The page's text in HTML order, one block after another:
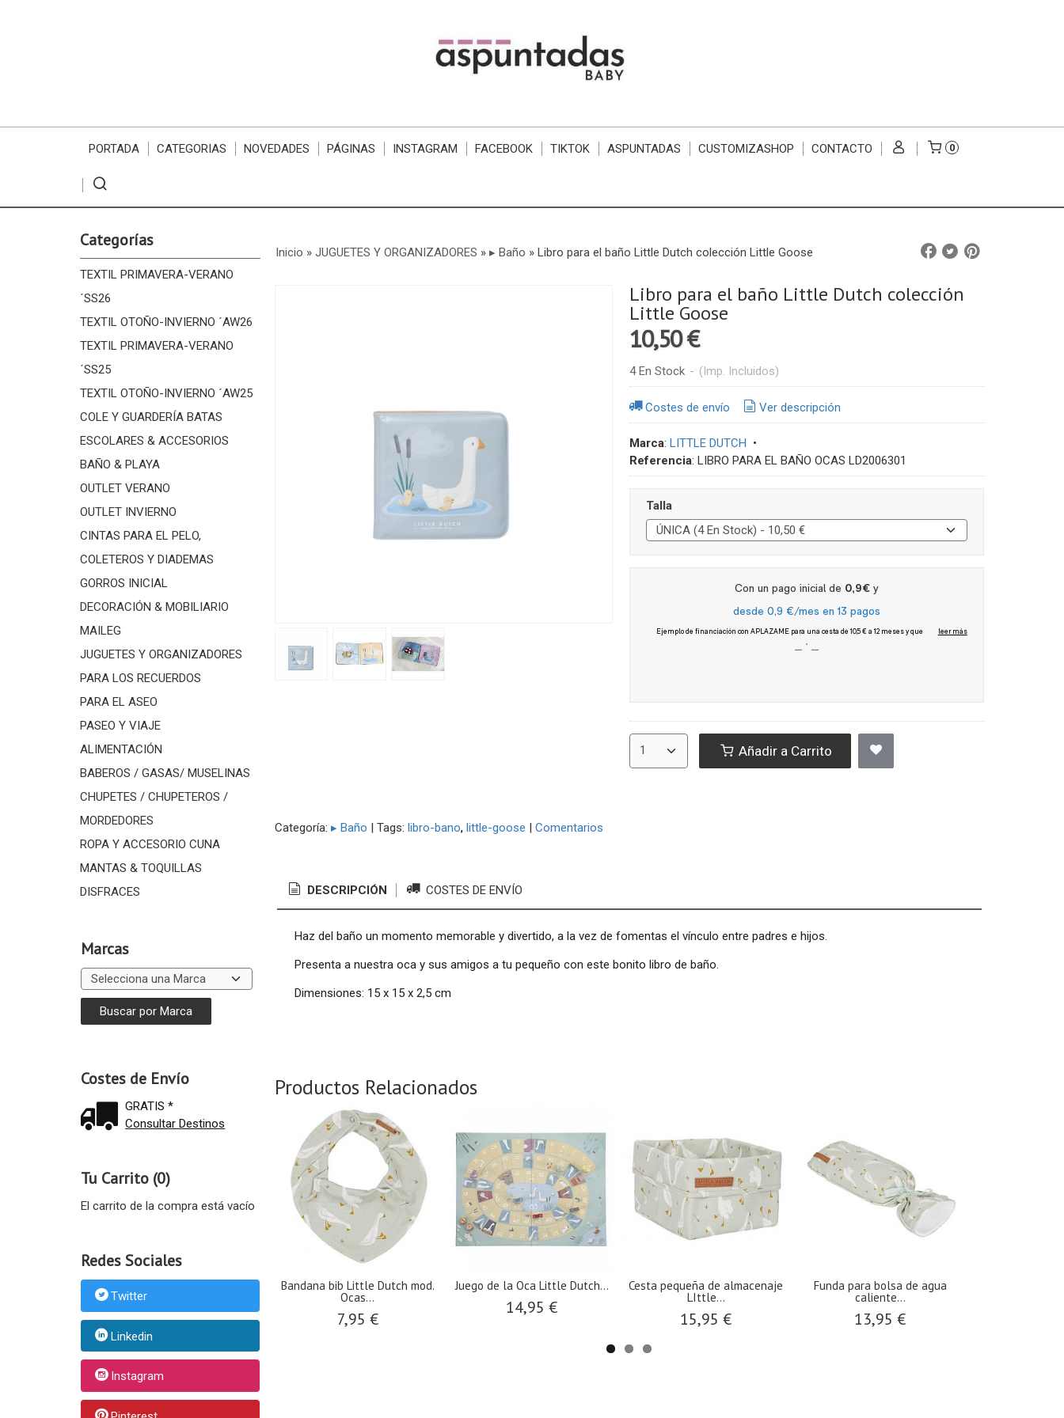
PORTADA CATEGORIAS NOVEDADES PÁGINAS INSTAGRAM FACEBOOK TIKTOK ASPUNTADAS CUSTOMIZASHOP CONTACTO 0
Categorías
TEXTIL PRIMAVERA-VERANO
´SS26
TEXTIL OTOÑO-INVIERNO ´AW26
TEXTIL PRIMAVERA-VERANO
´SS25
TEXTIL OTOÑO-INVIERNO ´AW25
COLE Y GUARDERÍA BATAS
ESCOLARES & ACCESORIOS
BAÑO & PLAYA
OUTLET VERANO
OUTLET INVIERNO
CINTAS PARA EL PELO,
COLETEROS Y DIADEMAS
GORROS INICIAL
DECORACIÓN & MOBILIARIO
MAILEG
JUGUETES Y ORGANIZADORES
PARA LOS RECUERDOS
PARA EL ASEO
PASEO Y VIAJE
ALIMENTACIÓN
BABEROS / GASAS/ MUSELINAS
CHUPETES / CHUPETEROS /
MORDEDORES
ROPA Y ACCESORIO CUNA
MANTAS & TOQUILLAS
DISFRACES
Marcas
Costes de Envío
GRATIS *
Consultar Destinos
Tu Carrito (0)
El carrito de la compra está vacío
Redes Sociales
Twitter
Linkedin
Instagram
Inicio » JUGUETES Y ORGANIZADORES » ▸ Baño » Libro para el baño Little Dutch colección Little Goose
Libro para el baño Little Dutch colección
Little Goose
10,50 €
4 En Stock - (Imp. Incluidos)
Costes de envío Ver descripción
Marca: LITTLE DUTCH •
Referencia: LIBRO PARA EL BAÑO OCAS LD2006301
Talla
Añadir a Carrito
Categoría: ▸ Baño | Tags: libro-bano little-goose | Comentarios
DESCRIPCIÓN COSTES DE ENVÍO
Haz del baño un momento memorable y divertido, a la vez de fomentas el vínculo entre padres e hijos.
Presenta a nuestra oca y sus amigos a tu pequeño con este bonito libro de baño.
Dimensiones: 15 x 15 x 2,5 cm
Productos Relacionados
Bandana bib Little Dutch mod.
Ocas...
7,95 €
Juego de la Oca Little Dutch...
14,95 €
Cesta pequeña de almacenaje
LIttle...
15,95 €
Funda para bolsa de agua
caliente...
13,95 €